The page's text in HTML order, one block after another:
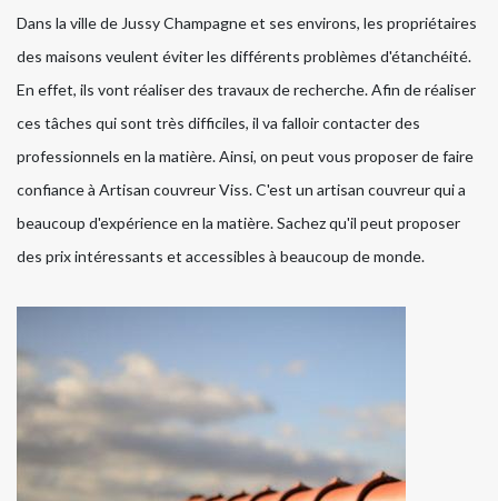
Dans la ville de Jussy Champagne et ses environs, les propriétaires
des maisons veulent éviter les différents problèmes d'étanchéité.
En effet, ils vont réaliser des travaux de recherche. Afin de réaliser
ces tâches qui sont très difficiles, il va falloir contacter des
professionnels en la matière. Ainsi, on peut vous proposer de faire
confiance à Artisan couvreur Viss. C'est un artisan couvreur qui a
beaucoup d'expérience en la matière. Sachez qu'il peut proposer
des prix intéressants et accessibles à beaucoup de monde.